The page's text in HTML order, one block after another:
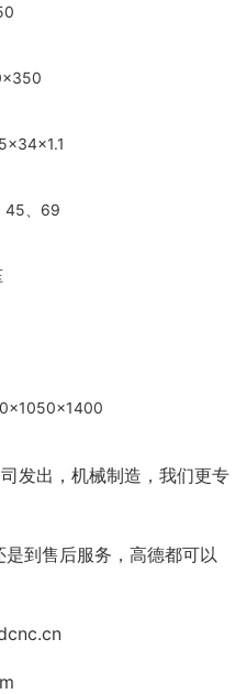
45、69
发出，机械制造，我们更专
到售后服务，高德都可以